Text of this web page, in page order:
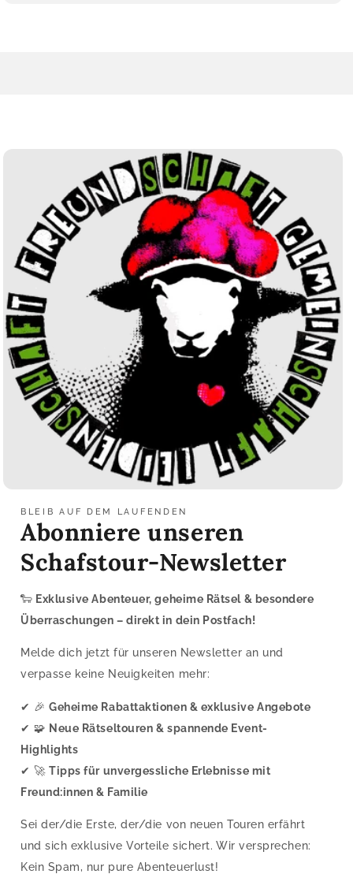
BLEIB AUF DEM LAUFENDEN
Abonniere unseren
Schafstour-Newsletter
🐑 Exklusive Abenteuer, geheime Rätsel & besondere
Überraschungen – direkt in dein Postfach!
Melde dich jetzt für unseren Newsletter an und
verpasse keine Neuigkeiten mehr:
✔ 🎉Geheime Rabattaktionen & exklusive Angebote
✔ 🧩 Neue Rätseltouren & spannende Event-
Highlights
✔ 🚀Tipps für unvergessliche Erlebnisse mit
Freund:innen & Familie
Sei der/die Erste, der/die von neuen Touren erfährt
und sich exklusive Vorteile sichert. Wir versprechen:
Kein Spam, nur pure Abenteuerlust!